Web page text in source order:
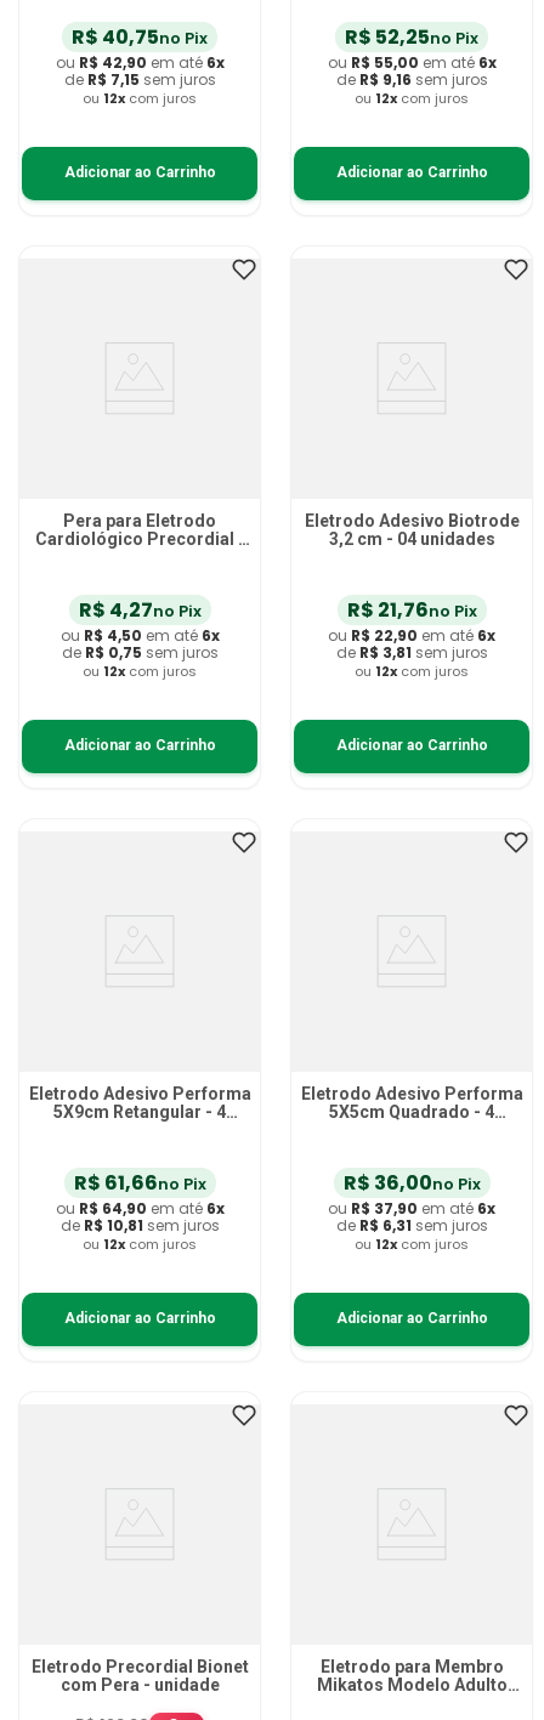
R$ 40,75no Pix
ou R$ 42,90 em até 6x
de R$ 7,15 sem juros
ou 12x com juros
Adicionar ao Carrinho
R$ 52,25no Pix
ou R$ 55,00 em até 6x
de R$ 9,16 sem juros
ou 12x com juros
Adicionar ao Carrinho
Pera para Eletrodo
Cardiológico Precordial -
R$ 4,27no Pix
ou R$ 4,50 em até 6x
de R$ 0,75 sem juros
ou 12x com juros
Adicionar ao Carrinho
Eletrodo Adesivo Biotrode
3,2 cm - 04 unidades
R$ 21,76no Pix
ou R$ 22,90 em até 6x
de R$ 3,81 sem juros
ou 12x com juros
Adicionar ao Carrinho
Eletrodo Adesivo Performa
5X9cm Retangular - 4
R$ 61,66no Pix
ou R$ 64,90 em até 6x
de R$ 10,81 sem juros
ou 12x com juros
Adicionar ao Carrinho
Eletrodo Adesivo Performa
5X5cm Quadrado - 4
R$ 36,00no Pix
ou R$ 37,90 em até 6x
de R$ 6,31 sem juros
ou 12x com juros
Adicionar ao Carrinho
Eletrodo Precordial Bionet
com Pera - unidade
Eletrodo para Membro
Mikatos Modelo Adulto